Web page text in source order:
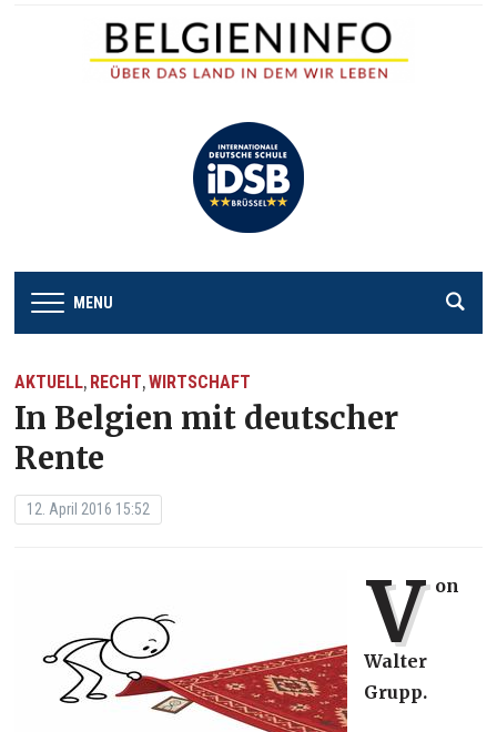
MENU
AKTUELL, RECHT,WIRTSCHAFT
In Belgien mit deutscher
Rente
12. April 2016 15:52
V on
Walter
Grupp.